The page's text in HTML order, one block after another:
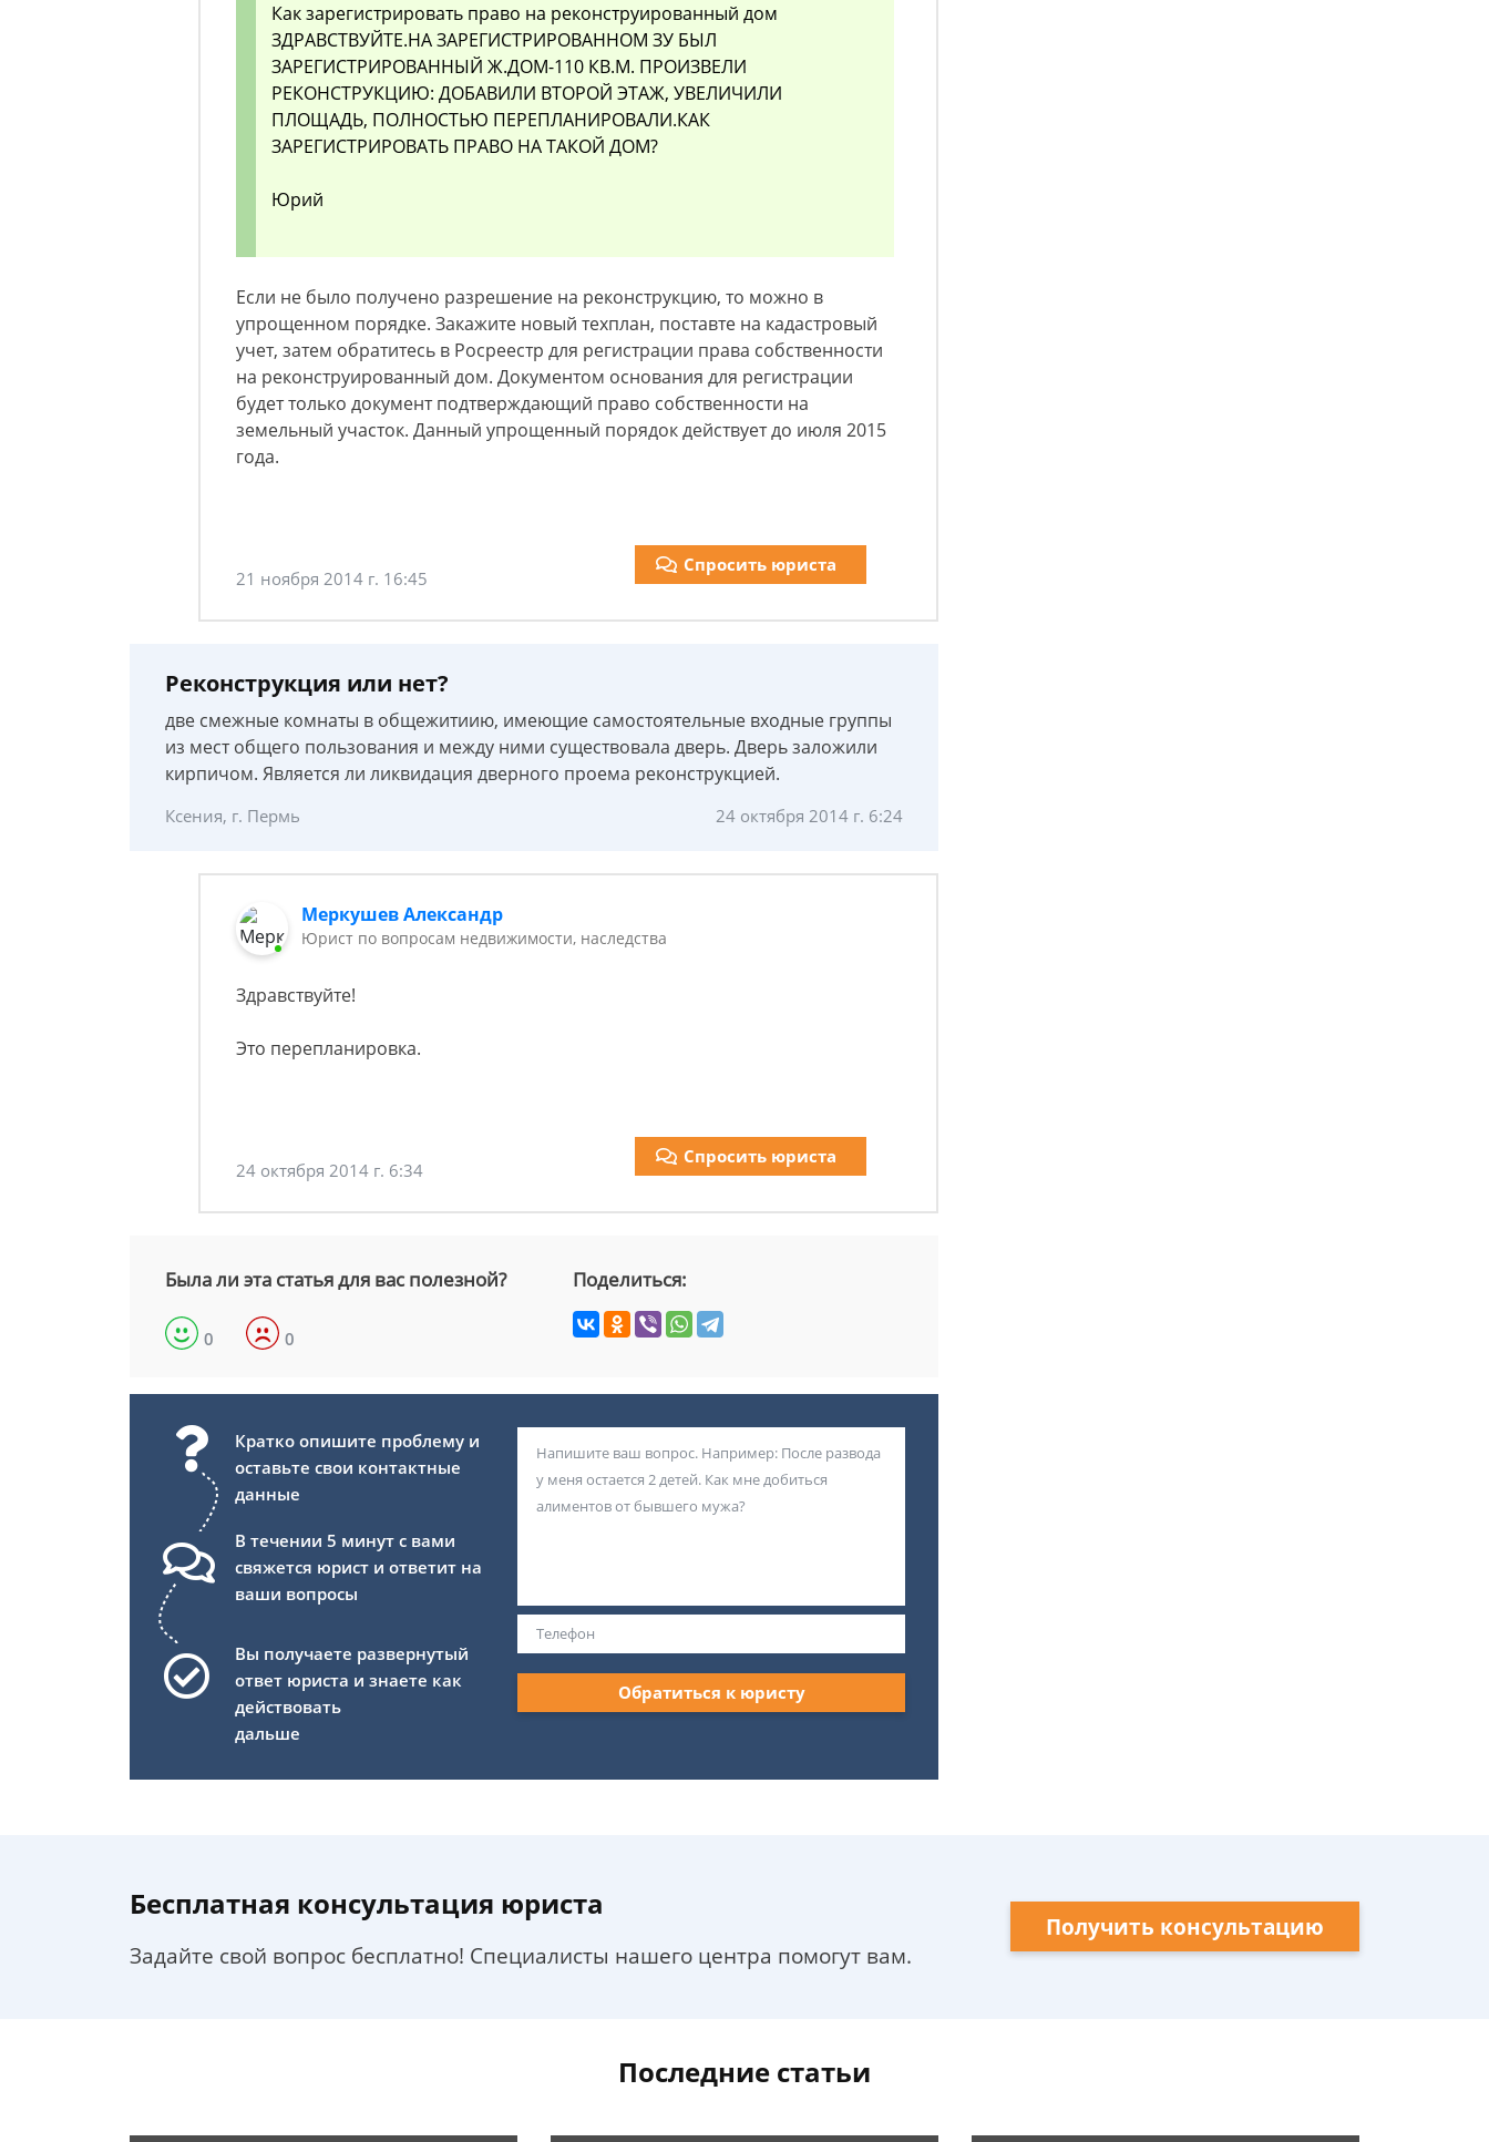
Как зарегистрировать право на реконструированный дом
ЗДРАВСТВУЙТЕ.НА ЗАРЕГИСТРИРОВАННОМ ЗУ БЫЛ
ЗАРЕГИСТРИРОВАННЫЙ Ж.ДОМ-110 КВ.М. ПРОИЗВЕЛИ
РЕКОНСТРУКЦИЮ: ДОБАВИЛИ ВТОРОЙ ЭТАЖ, УВЕЛИЧИЛИ
ПЛОЩАДЬ, ПОЛНОСТЬЮ ПЕРЕПЛАНИРОВАЛИ.КАК
ЗАРЕГИСТРИРОВАТЬ ПРАВО НА ТАКОЙ ДОМ?
Юрий
Если не было получено разрешение на реконструкцию, то можно в
упрощенном порядке. Закажите новый техплан, поставте на кадастровый
учет, затем обратитесь в Росреестр для регистрации права собственности
на реконструированный дом. Документом основания для регистрации
будет только документ подтверждающий право собственности на
земельный участок. Данный упрощенный порядок действует до июля 2015
года.
21 ноября 2014 г. 16:45
Спросить юриста
Реконструкция или нет?
две смежные комнаты в общежитиию, имеющие самостоятельные входные группы
из мест общего пользования и между ними существовала дверь. Дверь заложили
кирпичом. Является ли ликвидация дверного проема реконструкцией.
Ксения, г. Пермь 24 октября 2014 г. 6:24
Меркушев Александр
Юрист по вопросам недвижимости, наследства
Здравствуйте!
Это перепланировка.
24 октября 2014 г. 6:34
Спросить юриста
Была ли эта статья для вас полезной?
0 0
Поделиться:
Кратко опишите проблему и
оставьте свои контактные
данные
В течении 5 минут с вами
свяжется юрист и ответит на
ваши вопросы
Вы получаете развернутый
ответ юриста и знаете как
действовать
дальше
Обратиться к юристу
Бесплатная консультация юриста
Задайте свой вопрос бесплатно! Специалисты нашего центра помогут вам.
Получить консультацию
Последние статьи